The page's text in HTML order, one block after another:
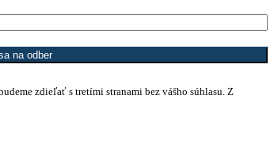
na odber
zdieľať s tretími stranami bez vášho súhlasu. Z